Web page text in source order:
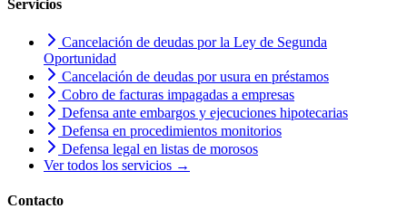
Servicios
Cancelación de deudas por la Ley de Segunda
Oportunidad
Cancelación de deudas por usura en préstamos
Cobro de facturas impagadas a empresas
Defensa ante embargos y ejecuciones hipotecarias
Defensa en procedimientos monitorios
Defensa legal en listas de morosos
Ver todos los servicios →
Contacto